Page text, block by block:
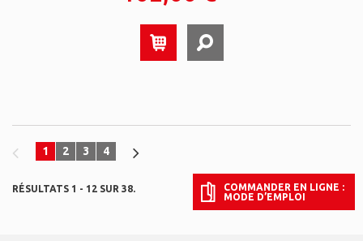
1 2 3 4
RÉSULTATS 1 - 12 SUR 38.
COMMANDER EN LIGNE :
MODE D’EMPLOI